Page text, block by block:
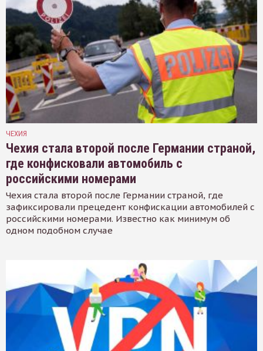
ЧЕХИЯ
Чехия стала второй после Германии страной,
где конфисковали автомобиль с
российскими номерами
Чехия стала второй после Германии страной, где
зафиксировали прецедент конфискации автомобилей с
российскими номерами. Известно как минимум об
одном подобном случае